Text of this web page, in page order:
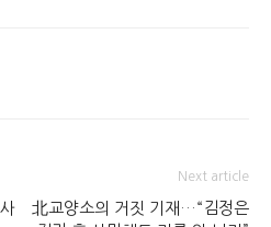
Next article
北교양소의 거짓 기재…“김정은